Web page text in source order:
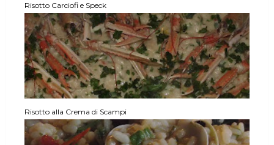
Risotto Carciofi e Speck
Risotto alla Crema di Scampi